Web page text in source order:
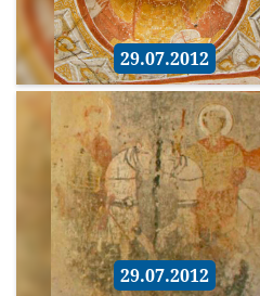
29.07.2012
29.07.2012